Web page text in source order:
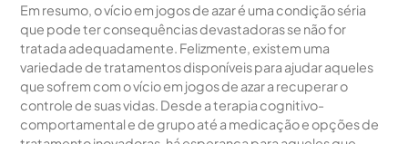
Em resumo, o vício em jogos de azar é uma condição séria
que pode ter consequências devastadoras se não for
tratada adequadamente. Felizmente, existem uma
variedade de tratamentos disponíveis para ajudar aqueles
que sofrem com o vício em jogos de azar a recuperar o
controle de suas vidas. Desde a terapia cognitivo-
comportamental e de grupo até a medicação e opções de